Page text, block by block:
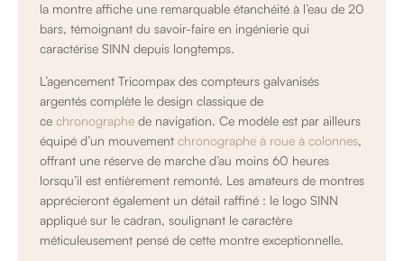
la montre affiche une remarquable étanchéité à l’eau de 20
bars, témoignant du savoir-faire en ingénierie qui
caractérise SINN depuis longtemps.
L’agencement Tricompax des compteurs galvanisés
argentés complète le design classique de
ce chronographe de navigation. Ce modèle est par ailleurs
équipé d’un mouvement chronographe à roue à colonnes,
offrant une réserve de marche d’au moins 60 heures
lorsqu’il est entièrement remonté. Les amateurs de montres
apprécieront également un détail raffiné : le logo SINN
appliqué sur le cadran, soulignant le caractère
méticuleusement pensé de cette montre exceptionnelle.